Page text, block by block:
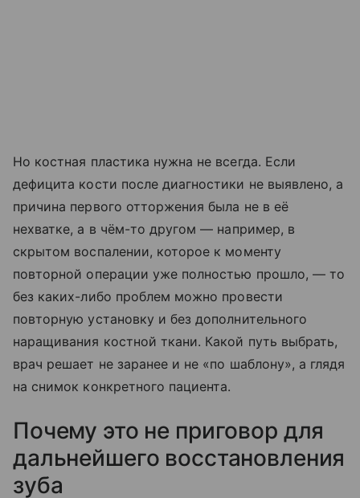
Но костная пластика нужна не всегда. Если
дефицита кости после диагностики не выявлено, а
причина первого отторжения была не в её
нехватке, а в чём-то другом — например, в
скрытом воспалении, которое к моменту
повторной операции уже полностью прошло, — то
без каких-либо проблем можно провести
повторную установку и без дополнительного
наращивания костной ткани. Какой путь выбрать,
врач решает не заранее и не «по шаблону», а глядя
на снимок конкретного пациента.
Почему это не приговор для
дальнейшего восстановления
зуба